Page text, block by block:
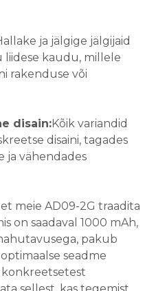
ja jälgige jälgijaid
liidese kaudu, millele
rakenduse või
disain:Kõik variandid
disaini, tagades
ja vähendades
meie AD09-2G traadita
on saadaval 1000 mAh,
pakub
seadme